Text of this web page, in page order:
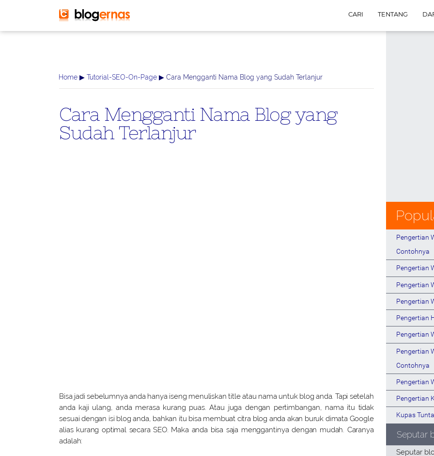
CARI TENTANG
Home▶Tutorial-SEO-On-Page▶ Cara Mengganti Nama Blog yang Sudah Terlanjur
Cara Mengganti Nama Blog yang
Sudah Terlanjur
Bisa jadi sebelumnya anda hanya iseng menuliskan title atau nama untuk blog anda. Tapi setelah
anda kaji ulang, anda merasa kurang puas. Atau juga dengan pertimbangan, nama itu tidak
sesuai dengan isi blog anda, bahkan itu bisa membuat citra blog anda akan buruk dimata Google
alias kurang optimal secara SEO. Maka anda bisa saja menggantinya dengan mudah. Caranya
adalah:
Pengertian
Contohnya
Pengertian
Pengertian
Pengertian
Pengertian
Pengertian
Pengertian
Contohnya
Pengertian
Pengertian
Kupas
Seputar